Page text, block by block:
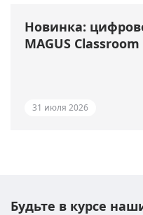
Новинка:
MAGUS Classroom
31 июля 2026
Будьте в курсе